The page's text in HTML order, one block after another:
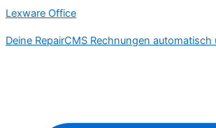
Lexware Office
Deine RepairCMS Rechnungen automatisch